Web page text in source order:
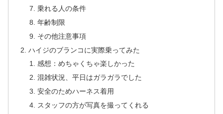
乗れる人の条件
年齢制限
その他注意事項
ハイジのブランコに実際乗ってみた
感想：めちゃくちゃ楽しかった
混雑状況、平日はガラガラでした
安全のためハーネス着用
スタッフの方が写真を撮ってくれる